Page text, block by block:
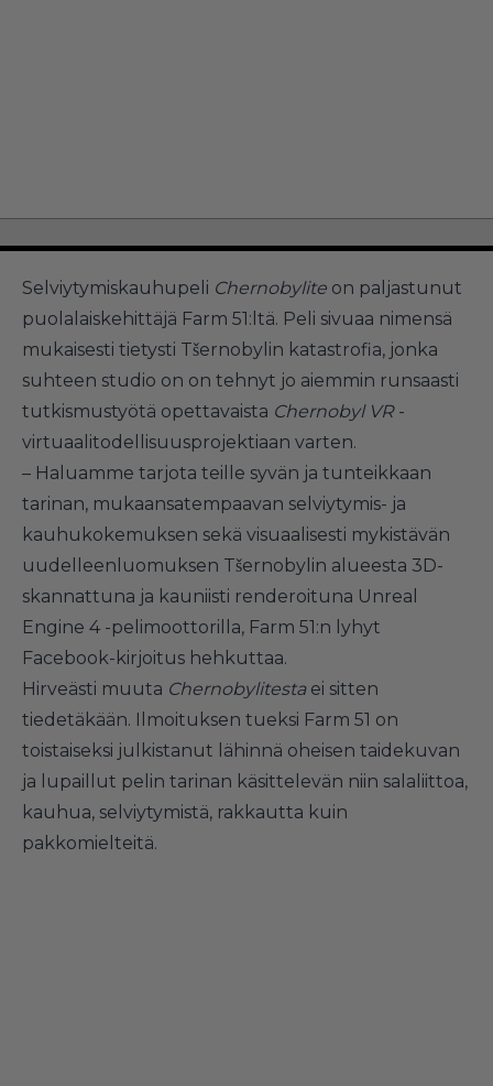
Selviytymiskauhupeli Chernobylite on paljastunut
puolalaiskehittäjä Farm 51:ltä. Peli sivuaa nimensä
mukaisesti tietysti Tšernobylin katastrofia, jonka
suhteen studio on on tehnyt jo aiemmin runsaasti
tutkismustyötä opettavaista Chernobyl VR -
virtuaalitodellisuusprojektiaan varten.
– Haluamme tarjota teille syvän ja tunteikkaan
tarinan, mukaansatempaavan selviytymis- ja
kauhukokemuksen sekä visuaalisesti mykistävän
uudelleenluomuksen Tšernobylin alueesta 3D-
skannattuna ja kauniisti renderoituna Unreal
Engine 4 -pelimoottorilla, Farm 51:n lyhyt
Facebook-kirjoitus hehkuttaa.
Hirveästi muuta Chernobylitesta ei sitten
tiedetäkään. Ilmoituksen tueksi Farm 51 on
toistaiseksi julkistanut lähinnä oheisen taidekuvan
ja lupaillut pelin tarinan käsittelevän niin salaliittoa,
kauhua, selviytymistä, rakkautta kuin
pakkomielteitä.